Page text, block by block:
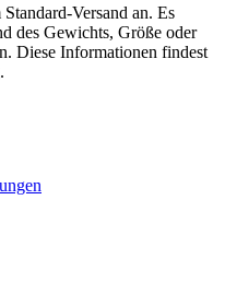
Versand an. Es
des Gewichts, Größe oder
Diese Informationen findest